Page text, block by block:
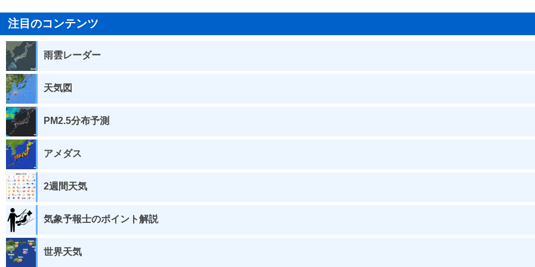
注目のコンテンツ
雨雲レーダー
天気図
PM2.5分布予測
アメダス
2週間天気
気象予報士のポイント解説
世界天気